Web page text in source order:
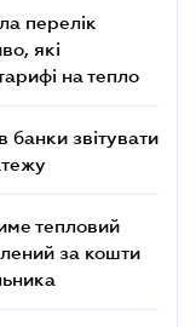
перелік
які
на тепло
банки звітувати
тепловий
за кошти